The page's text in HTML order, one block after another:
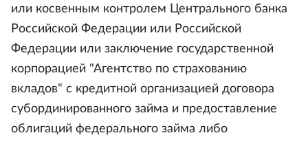
или косвенным контролем Центрального банка
Российской Федерации или Российской
Федерации или заключение государственной
корпорацией "Агентство по страхованию
вкладов" с кредитной организацией договора
субординированного займа и предоставление
облигаций федерального займа либо